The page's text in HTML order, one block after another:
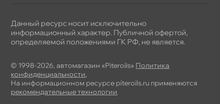
© 1998-2026, автомагазин «Piteroils» Политика
конфиденциальности,
На информационном ресурсе piteroils.ru применяются
рекомендательные технологии
Данный ресурс носит исключительно
информационный характер. Публичной офертой,
определяемой положениями ГК РФ, не является.